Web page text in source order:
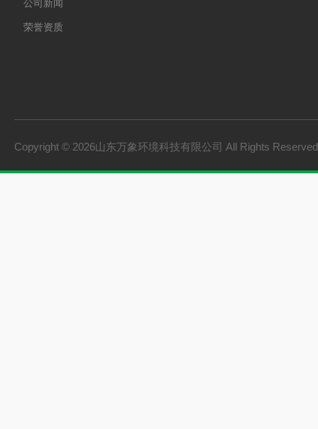
公司新闻
荣誉资质
Copyright © 2026山东万象环境科技有限公司 All Rights